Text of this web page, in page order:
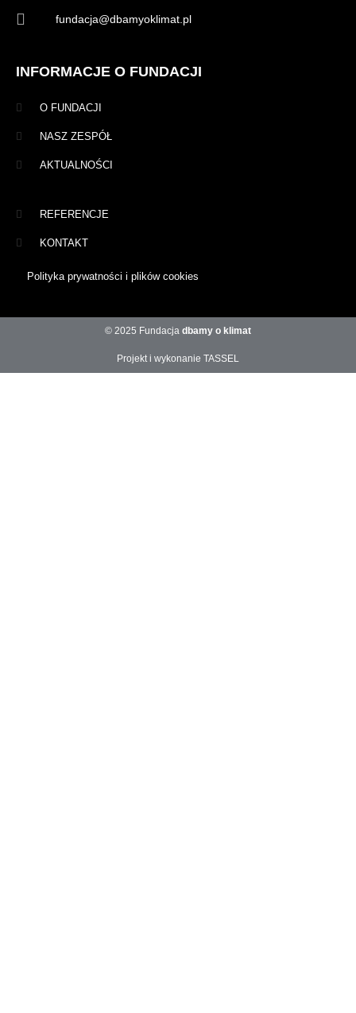
fundacja@dbamyoklimat.pl
INFORMACJE O FUNDACJI
O FUNDACJI
NASZ ZESPÓŁ
AKTUALNOŚCI
REFERENCJE
KONTAKT
Polityka prywatności i plików cookies
© 2025 Fundacja dbamy o klimat
Projekt i wykonanie TASSEL